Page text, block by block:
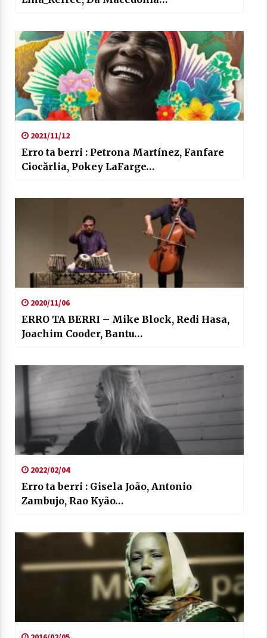
2021/11/12
Erro ta berri : Petrona Martínez, Fanfare
Ciocărlia, Pokey LaFarge…
2020/11/06
ERRO TA BERRI – Mike Block, Redi Hasa,
Joachim Cooder, Bantu…
2022/02/04
Erro ta berri : Gisela João, Antonio
Zambujo, Rao Kyão…